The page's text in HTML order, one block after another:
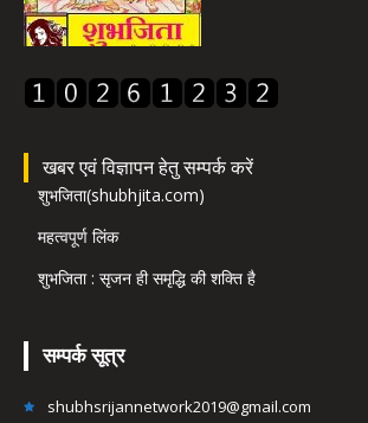
खबर एवं विज्ञापन हेतु सम्पर्क करें
शुभजिता(shubhjita.com)
महत्वपूर्ण लिंक
शुभजिता : सृजन ही समृद्धि की शक्ति है
सम्पर्क सूत्र
shubhsrijannetwork2019@gmail.com